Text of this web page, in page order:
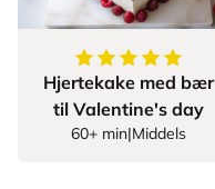
5av5stjerner
Hjertekake med bær
til Valentine's day
60+ min|Middels